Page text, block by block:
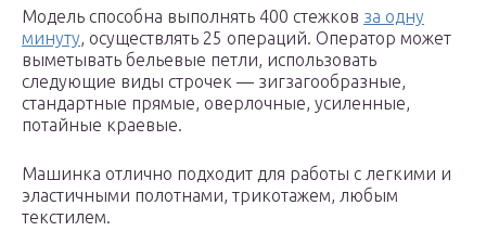
Модель способна выполнять 400 стежков за одну
минуту, осуществлять 25 операций. Оператор может
выметывать бельевые петли, использовать
следующие виды строчек — зигзагообразные,
стандартные прямые, оверлочные, усиленные,
потайные краевые.
Машинка отлично подходит для работы с легкими и
эластичными полотнами, трикотажем, любым
текстилем.